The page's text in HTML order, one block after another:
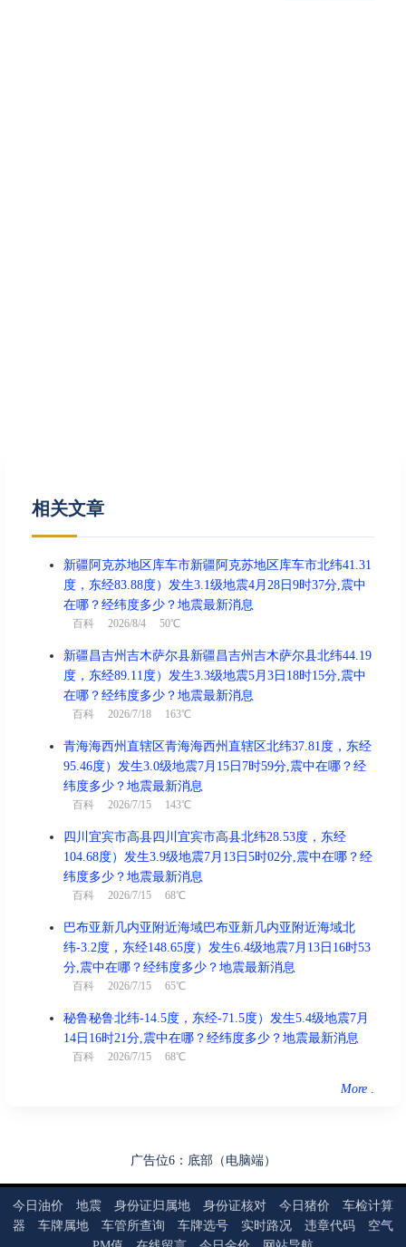
相关文章
新疆阿克苏地区库车市新疆阿克苏地区库车市北纬41.31
度，东经83.88度）发生3.1级地震4月28日9时37分,震中
在哪？经纬度多少？地震最新消息
百科 2026/8/4 50℃
新疆昌吉州吉木萨尔县新疆昌吉州吉木萨尔县北纬44.19
度，东经89.11度）发生3.3级地震5月3日18时15分,震中
在哪？经纬度多少？地震最新消息
百科 2026/7/18 163℃
青海海西州直辖区青海海西州直辖区北纬37.81度，东经
95.46度）发生3.0级地震7月15日7时59分,震中在哪？经
纬度多少？地震最新消息
百科 2026/7/15 143℃
四川宜宾市高县四川宜宾市高县北纬28.53度，东经
104.68度）发生3.9级地震7月13日5时02分,震中在哪？经
纬度多少？地震最新消息
百科 2026/7/15 68℃
巴布亚新几内亚附近海域巴布亚新几内亚附近海域北
纬-3.2度，东经148.65度）发生6.4级地震7月13日16时53
分,震中在哪？经纬度多少？地震最新消息
百科 2026/7/15 65℃
秘鲁秘鲁北纬-14.5度，东经-71.5度）发生5.4级地震7月
14日16时21分,震中在哪？经纬度多少？地震最新消息
百科 2026/7/15 68℃
More
广告位6：底部（电脑端）
今日油价 地震 身份证归属地 身份证核对 今日猪价
车检计算
器
车牌属地 车管所查询 车牌选号 实时路况 违章代码
空气